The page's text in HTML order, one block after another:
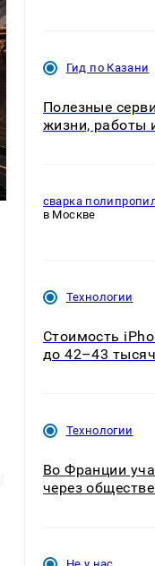
Гид по Казани
Полезные
жизни, работы
сварка
в Москве
Технологии
Стоимость
до 42–43
Технологии
Во Франции
через